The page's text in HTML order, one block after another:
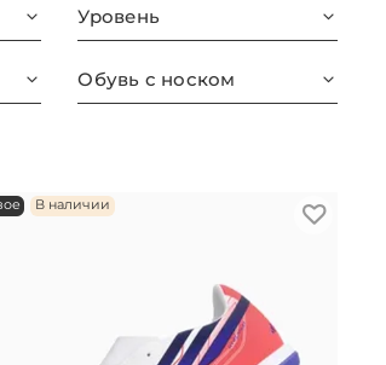
Уровень
Обувь с носком
В наличии